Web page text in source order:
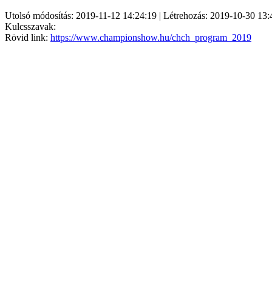
Utolsó módosítás: 2019-11-12 14:24:19 | Létrehozás: 2019-10-30
Kulcsszavak:
Rövid link: https://www.championshow.hu/chch_program_2019